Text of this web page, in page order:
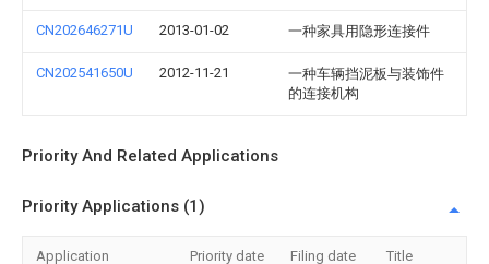
CN202646271U 2013-01-02 一种家具用隐形连接件
CN202541650U 2012-11-21
一种车辆挡泥板与装饰件
的连接机构
Priority And Related Applications
Priority Applications (1)
Application Priority date Filing date Title